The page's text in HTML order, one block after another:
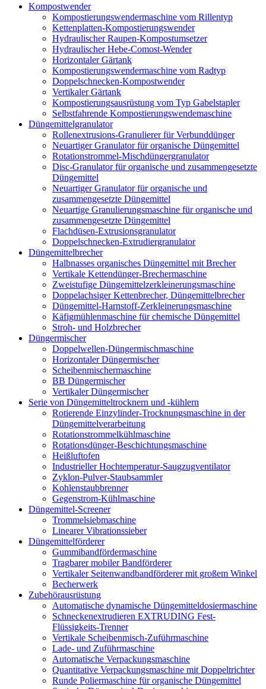
Kompostwender
Kompostierungswendermaschine vom Rillentyp
Kettenplatten-Kompostierungswender
Hydraulischer Raupen-Kompostumsetzer
Hydraulischer Hebe-Comost-Wender
Horizontaler Gärtank
Kompostierungswendermaschine vom Radtyp
Doppelschnecken-Kompostwender
Vertikaler Gärtank
Kompostierungsausrüstung vom Typ Gabelstapler
Selbstfahrende Kompostierungswendemaschine
Düngemittelgranulator
Rollenextrusions-Granulierer für Verbunddünger
Neuartiger Granulator für organische Düngemittel
Rotationstrommel-Mischdüngergranulator
Disc-Granulator für organische und zusammengesetzte
Düngemittel
Neuartiger Granulator für organische und
zusammengesetzte Düngemittel
Neuartige Granulierungsmaschine für organische und
zusammengesetzte Düngemittel
Flachdüsen-Extrusionsgranulator
Doppelschnecken-Extrudiergranulator
Düngemittelbrecher
Halbnasses organisches Düngemittel mit Brecher
Vertikale Kettendünger-Brechermaschine
Zweistufige Düngemittelzerkleinerungsmaschine
Doppelachsiger Kettenbrecher, Düngemittelbrecher
Düngemittel-Harnstoff-Zerkleinerungsmaschine
Käfigmühlenmaschine für chemische Düngemittel
Stroh- und Holzbrecher
Düngermischer
Doppelwellen-Düngermischmaschine
Horizontaler Düngermischer
Scheibenmischermaschine
BB Düngermischer
Vertikaler Düngermischer
Serie von Düngemitteltrocknern und -kühlern
Rotierende Einzylinder-Trocknungsmaschine in der
Düngemittelverarbeitung
Rotationstrommelkühlmaschine
Rotationsdünger-Beschichtungsmaschine
Heißluftofen
Industrieller Hochtemperatur-Saugzugventilator
Zyklon-Pulver-Staubsammler
Kohlenstaubbrenner
Gegenstrom-Kühlmaschine
Düngemittel-Screener
Trommelsiebmaschine
Linearer Vibrationssieber
Düngemittelförderer
Gummibandfördermaschine
Tragbarer mobiler Bandförderer
Vertikaler Seitenwandbandförderer mit großem Winkel
Becherwerk
Zubehörausrüstung
Automatische dynamische Düngemitteldosiermaschine
Schneckenextrudieren EXTRUDING Fest-
Flüssigkeits-Trenner
Vertikale Scheibenmisch-Zuführmaschine
Lade- und Zuführmaschine
Automatische Verpackungsmaschine
Quantitative Verpackungsmaschine mit Doppeltrichter
Runde Poliermaschine für organische Düngemittel